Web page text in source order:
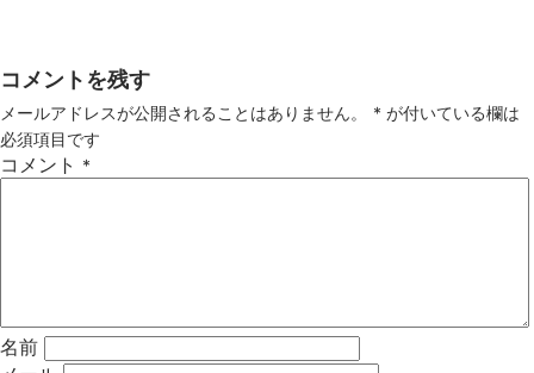
コメントを残す
メールアドレスが公開されることはありません。 * が付いている欄は
必須項目です
コメント *
名前